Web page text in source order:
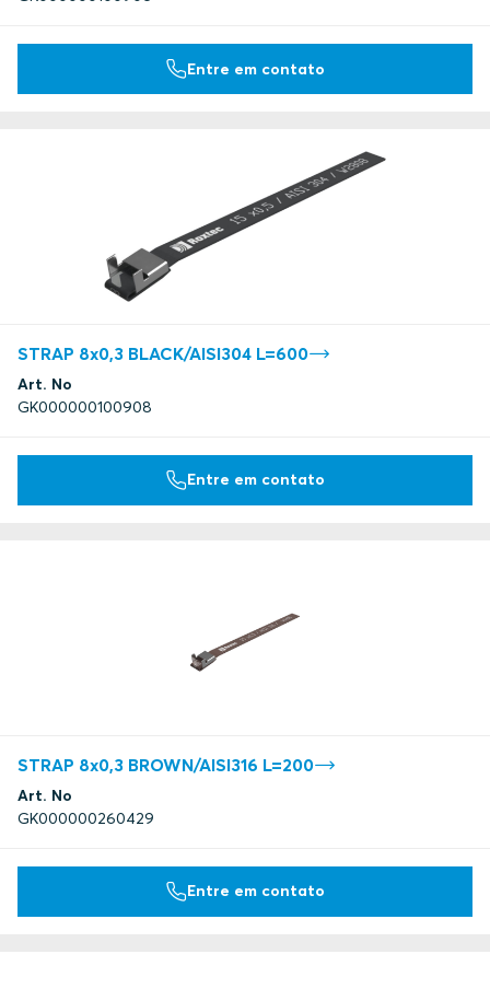
Entre em contato
STRAP 8x0,3 BLACK/AISI304 L=600
Art. No
GK000000100908
Entre em contato
STRAP 8x0,3 BROWN/AISI316 L=200
Art. No
GK000000260429
Entre em contato